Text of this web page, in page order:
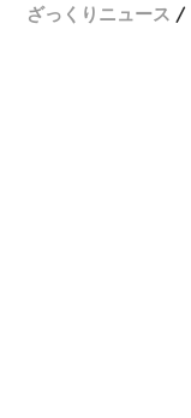
ざっくりニュース